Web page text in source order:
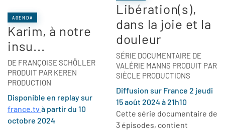
AGENDA
Karim, à notre
insu...
DE FRANÇOISE SCHÖLLER
PRODUIT PAR KEREN
PRODUCTION
Disponible en replay sur
france.tvà partir du 10
octobre 2024
Libération(s),
dans la joie et la
douleur
SÉRIE DOCUMENTAIRE DE
VALÉRIE MANNS PRODUIT PAR
SIÈCLE PRODUCTIONS
Diffusion sur France 2 jeudi
15 août 2024 à 21h10
Cette série documentaire de
3 épisodes, contient